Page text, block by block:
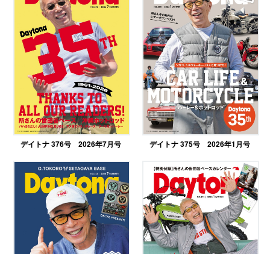
デイトナ 376号 2026年7月号 デイトナ 375号 2026年1月号